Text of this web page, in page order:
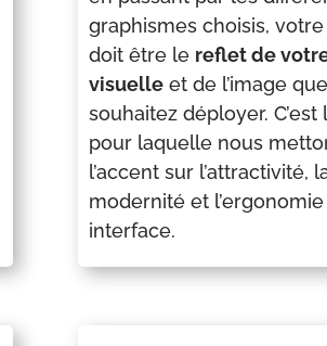
graphismes choisis,
doit être le reflet de
visuelleet de l’image
souhaitez déployer. C’est
pour laquelle nous
l’accent sur l’attractivité,
modernité et
interface.